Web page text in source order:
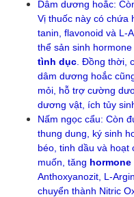
Dâm dương hoắc:
Vị thuốc này có chứa
tanin, flavonoid và L-
thể sản sinh
tình dục . Đồng thời,
dâm dương hoắc
mỏi, hỗ trợ cường
dương vật, ích tủy
Nấm ngọc cẩu: Còn
thung dung, ký sinh
béo, tinh dầu và hoạt
muốn, tăng
Anthoxyanozit, L-
chuyển thành Nitric